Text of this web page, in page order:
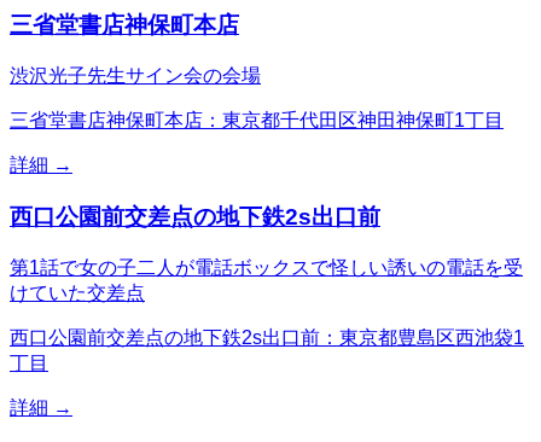
三省堂書店神保町本店
渋沢光子先生サイン会の会場
三省堂書店神保町本店：東京都千代田区神田神保町1丁目
詳細 →
西口公園前交差点の地下鉄2s出口前
第1話で女の子二人が電話ボックスで怪しい誘いの電話を受
けていた交差点
西口公園前交差点の地下鉄2s出口前：東京都豊島区西池袋1
丁目
詳細 →